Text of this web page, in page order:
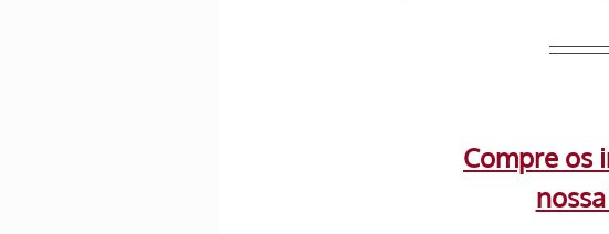
Compre os